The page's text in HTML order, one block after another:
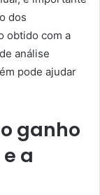
dos
obtido com a
análise
pode ajudar
ganho
a